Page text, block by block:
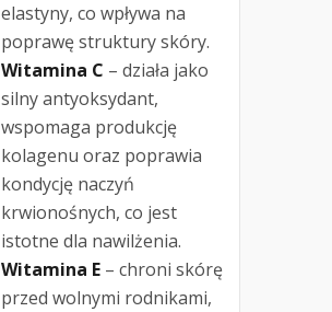
elastyny, co wpływa na
poprawę struktury skóry.
Witamina C – działa jako
silny antyoksydant,
wspomaga produkcję
kolagenu oraz poprawia
kondycję naczyń
krwionośnych, co jest
istotne dla nawilżenia.
Witamina E – chroni skórę
przed wolnymi rodnikami,